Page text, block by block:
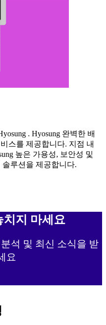
. Hyosung 완벽한 배
스를 제공합니다. 지점 내
높은 가용성, 보안성 및
루션을 제공합니다.
치지 마세요
석 및 최신 소식을 받
요